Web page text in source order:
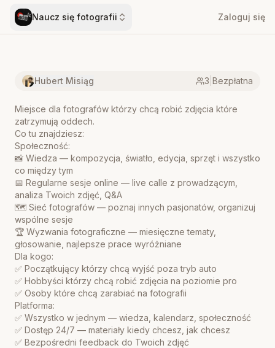
Naucz się fotografii Zaloguj się
Hubert Misiąg 3 Bezpłatna
Miejsce dla fotografów którzy chcą robić zdjęcia które
zatrzymują oddech.
Co tu znajdziesz:
Społeczność:
📸 Wiedza — kompozycja, światło, edycja, sprzęt i wszystko
co między tym
📅 Regularne sesje online — live calle z prowadzącym,
analiza Twoich zdjęć, Q&A
🗺️ Sieć fotografów — poznaj innych pasjonatów, organizuj
wspólne sesje
🏆 Wyzwania fotograficzne — miesięczne tematy,
głosowanie, najlepsze prace wyróżniane
Dla kogo:
✅ Początkujący którzy chcą wyjść poza tryb auto
✅ Hobbyści którzy chcą robić zdjęcia na poziomie pro
✅ Osoby które chcą zarabiać na fotografii
Platforma:
✅ Wszystko w jednym — wiedza, kalendarz, społeczność
✅ Dostęp 24/7 — materiały kiedy chcesz, jak chcesz
✅ Bezpośredni feedback do Twoich zdjęć